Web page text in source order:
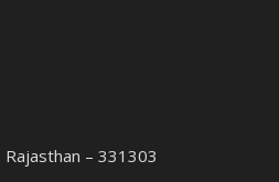
Rajasthan – 331303